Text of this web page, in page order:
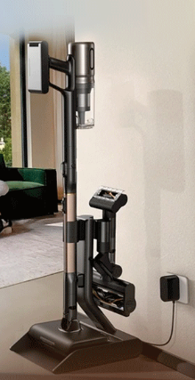
рассылку
статьями
соглашаетесь
конфиденциальности
Одноклассники
Дзен